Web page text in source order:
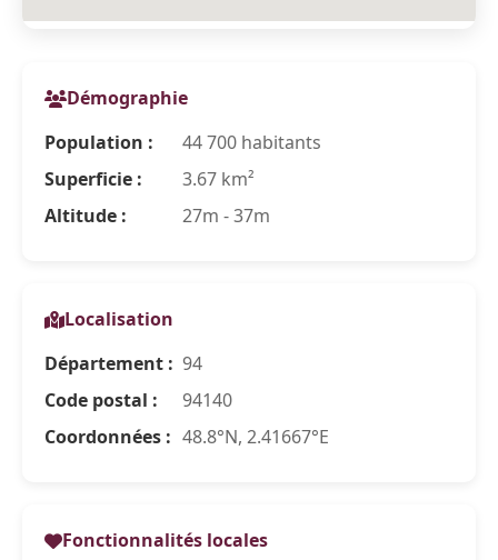
Démographie
Population :
44 700 habitants
Superficie :
3.67 km²
Altitude :
27m - 37m
Localisation
Département : 94
Code postal :
94140
Coordonnées : 48.8°N, 2.41667°E
Fonctionnalités locales